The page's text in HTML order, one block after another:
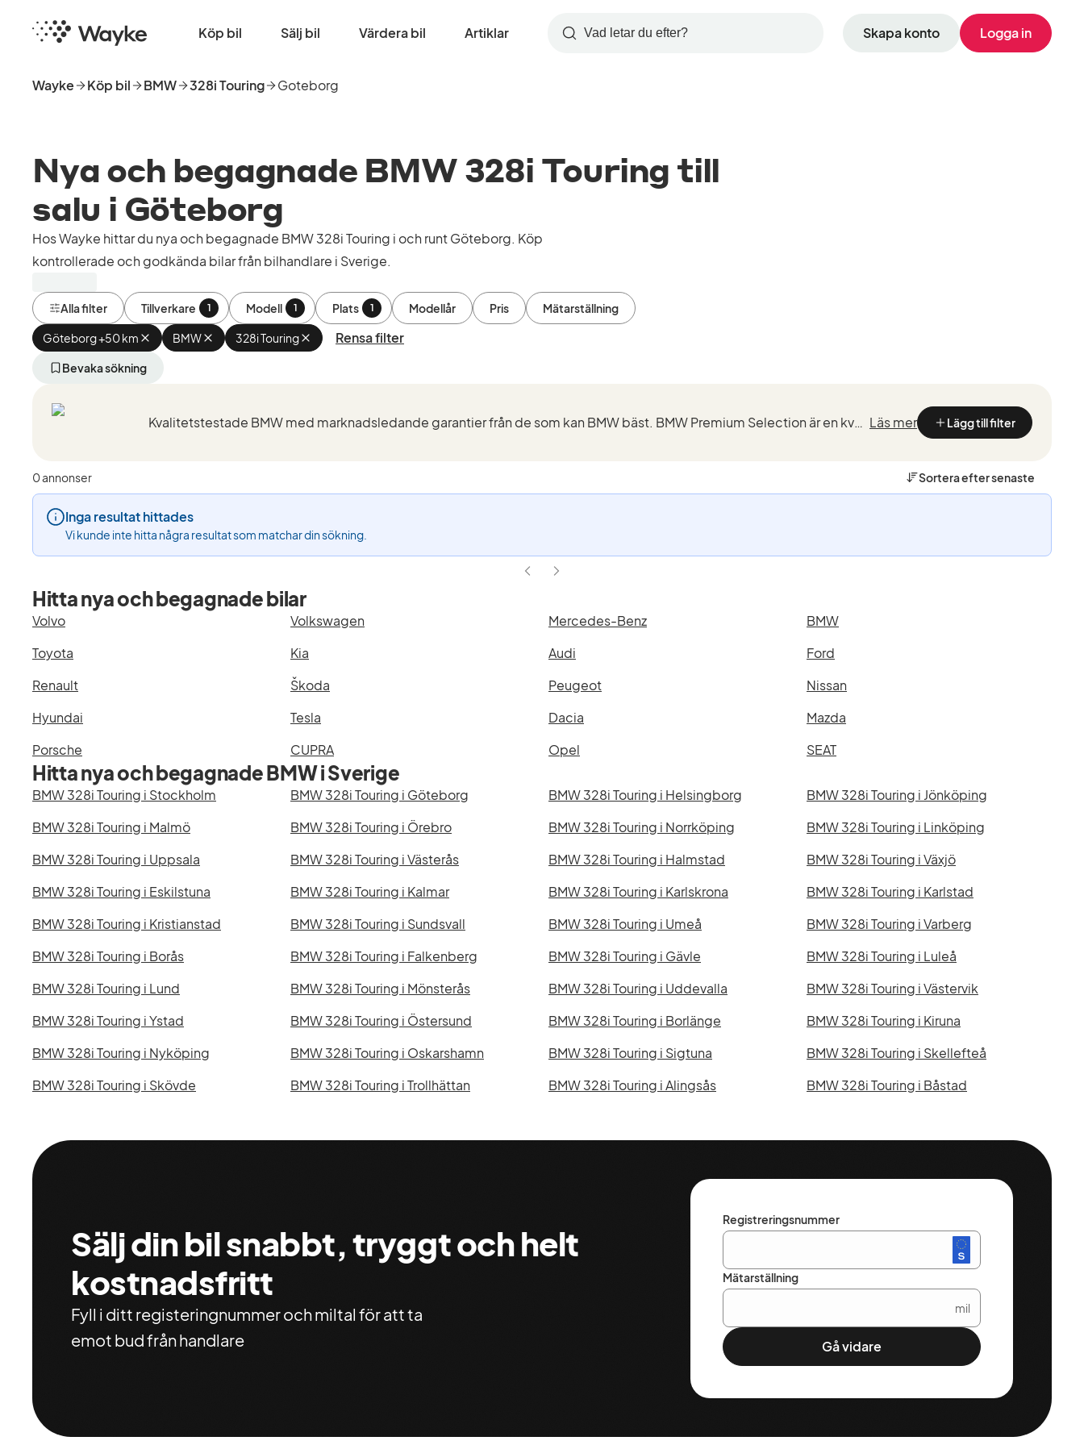
huvudinnehåll
Startsida Köp bil Sälj bil Värdera bil Artiklar Skapa konto Logga in
Sök
Wayke Köp bil BMW 328i Touring Goteborg
Nya och begagnade BMW 328i Touring till
salu i Göteborg
Hos Wayke hittar du nya och begagnade BMW 328i Touring i och runt Göteborg. Köp
kontrollerade och godkända bilar från bilhandlare i Sverige.
Alla filter Tillverkare 1 Modell 1 Plats 1 Modellår Pris Mätarställning
Göteborg +50 km Ta
bort
aktivt
km
BMW Ta
bort
328i Touring Ta
bort
(Modell)
Rensa filter
Bevaka sökning
Kvalitetstestade BMW med marknadsledande garantier från de som kan BMW bäst. BMW Premium Selection är en kvalitetssäkring vid köp av en begagnad BMW, framtaget för ett smidigt, tryggt och bekymmersfri... Läs mer Lägg till filter
0 annonser Sortera eftersenaste
Inga resultat hittades
Vi kunde inte hitta några resultat som matchar din sökning.
Hitta nya och begagnade bilar
Volvo Volkswagen Mercedes-Benz
BMW
Toyota
Kia Audi
Ford
Renault
Škoda Peugeot
Nissan
Hyundai
Tesla Dacia
Mazda
Porsche
CUPRA Opel SEAT
Hitta nya och begagnade BMW i Sverige
BMW 328i Touring i Stockholm BMW 328i Touring i Göteborg BMW 328i Touring i Helsingborg
BMW 328i Touring i Jönköping
BMW 328i Touring i Malmö
BMW 328i Touring i Örebro BMW 328i Touring i Norrköping
BMW 328i Touring i Linköping
BMW 328i Touring i Uppsala
BMW 328i Touring i Västerås BMW 328i Touring i Halmstad
BMW 328i Touring i Växjö
BMW 328i Touring i Eskilstuna
BMW 328i Touring i Kalmar BMW 328i Touring i Karlskrona
BMW 328i Touring i Karlstad
BMW 328i Touring i Kristianstad
BMW 328i Touring i Sundsvall BMW 328i Touring i Umeå
BMW 328i Touring i Varberg
BMW 328i Touring i Borås
BMW 328i Touring i Falkenberg BMW 328i Touring i Gävle
BMW 328i Touring i Luleå
BMW 328i Touring i Lund
BMW 328i Touring i Mönsterås BMW 328i Touring i Uddevalla
BMW 328i Touring i Västervik
BMW 328i Touring i Ystad
BMW 328i Touring i Östersund BMW 328i Touring i Borlänge
BMW 328i Touring i Kiruna
BMW 328i Touring i Nyköping
BMW 328i Touring i Oskarshamn BMW 328i Touring i Sigtuna
BMW 328i Touring i Skellefteå
BMW 328i Touring i Skövde
BMW 328i Touring i Trollhättan BMW 328i Touring i Alingsås BMW 328i Touring i Båstad
Sälj din bil snabbt, tryggt och helt
kostnadsfritt
Fyll i ditt registeringnummer och miltal för att ta
emot bud från handlare
Registreringsnummer
Mätarställning
mil
Gå vidare